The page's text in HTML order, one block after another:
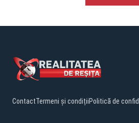
ContactTermeni și condițiiPolitică de